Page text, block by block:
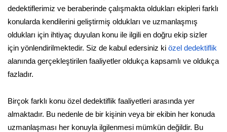
dedektiflerimiz ve beraberinde çalışmakta oldukları ekipleri farklı
konularda kendilerini geliştirmiş oldukları ve uzmanlaşmış
oldukları için ihtiyaç duyulan konu ile ilgili en doğru ekip sizler
için yönlendirilmektedir. Siz de kabul edersiniz ki özel dedektiflik
alanında gerçekleştirilen faaliyetler oldukça kapsamlı ve oldukça
fazladır.
Birçok farklı konu özel dedektiflik faaliyetleri arasında yer
almaktadır. Bu nedenle de bir kişinin veya bir ekibin her konuda
uzmanlaşması her konuyla ilgilenmesi mümkün değildir. Bu